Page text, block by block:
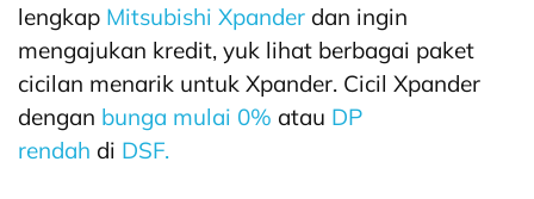
lengkap Mitsubishi Xpander dan ingin
mengajukan kredit, yuk lihat berbagai paket
cicilan menarik untuk Xpander. Cicil Xpander
dengan bunga mulai 0% atau DP
rendah di DSF.